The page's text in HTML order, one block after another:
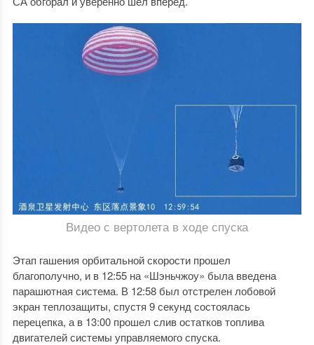
Видео с вертолета в ходе спуска
Этап гашения орбитальной скорости прошел
благополучно, и в 12:55 на «Шэньчжоу» была введена
парашютная система. В 12:58 был отстрелен лобовой
экран теплозащиты, спустя 9 секунд состоялась
перецепка, а в 13:00 прошел слив остатков топлива
двигателей системы управляемого спуска.